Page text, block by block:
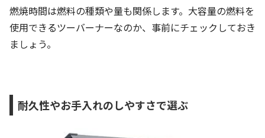
燃焼時間は燃料の種類や量も関係します。大容量の燃料を
使用できるツーバーナーなのか、事前にチェックしておき
ましょう。
耐久性やお手入れのしやすさで選ぶ